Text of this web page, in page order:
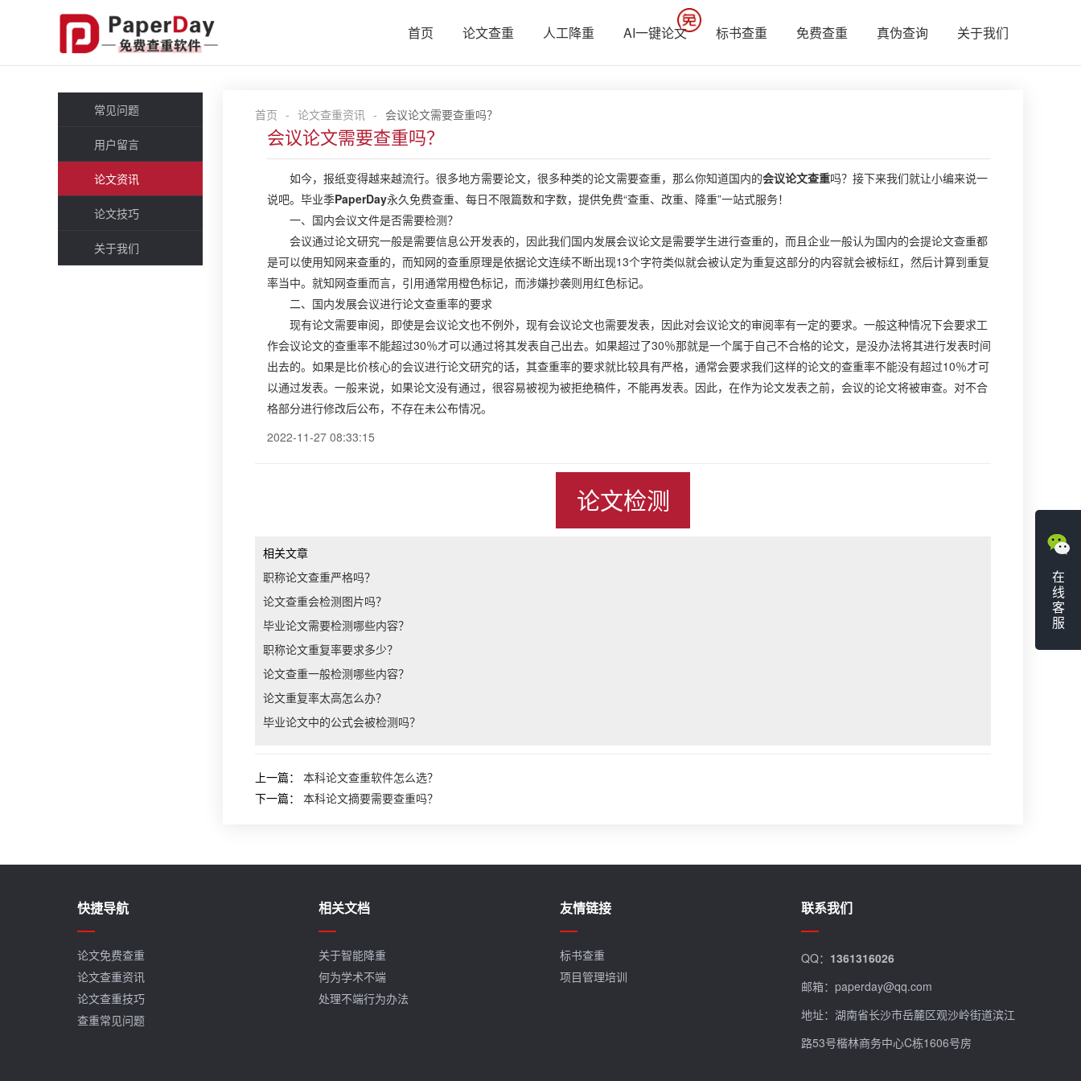
首页 论文查重 人工降重 AI一键论文 标书查重 免费查重 真伪查询 关于我们
常见问题
用户留言
论文资讯
论文技巧
关于我们
首页 - 论文查重资讯 - 会议论文需要查重吗？
会议论文需要查重吗？
如今，报纸变得越来越流行。很多地方需要论文，很多种类的论文需要查重，那么你知道国内的会议论文查重吗？接下来我们就让小编来说一
说吧。毕业季PaperDay永久免费查重、每日不限篇数和字数，提供免费“查重、改重、降重”一站式服务！
一、国内会议文件是否需要检测？
会议通过论文研究一般是需要信息公开发表的，因此我们国内发展会议论文是需要学生进行查重的，而且企业一般认为国内的会提论文查重都
是可以使用知网来查重的，而知网的查重原理是依据论文连续不断出现13个字符类似就会被认定为重复这部分的内容就会被标红，然后计算到重复
率当中。就知网查重而言，引用通常用橙色标记，而涉嫌抄袭则用红色标记。
二、国内发展会议进行论文查重率的要求
现有论文需要审阅，即使是会议论文也不例外，现有会议论文也需要发表，因此对会议论文的审阅率有一定的要求。一般这种情况下会要求工
作会议论文的查重率不能超过30％才可以通过将其发表自己出去。如果超过了30％那就是一个属于自己不合格的论文，是没办法将其进行发表时间
出去的。如果是比价核心的会议进行论文研究的话，其查重率的要求就比较具有严格，通常会要求我们这样的论文的查重率不能没有超过10％才可
以通过发表。一般来说，如果论文没有通过，很容易被视为被拒绝稿件，不能再发表。因此，在作为论文发表之前，会议的论文将被审查。对不合
格部分进行修改后公布，不存在未公布情况。
2022-11-27 08:33:15
论文检测
相关文章
职称论文查重严格吗？
论文查重会检测图片吗？
毕业论文需要检测哪些内容？
职称论文重复率要求多少？
论文查重一般检测哪些内容？
论文重复率太高怎么办？
毕业论文中的公式会被检测吗？
上一篇： 本科论文查重软件怎么选？
下一篇： 本科论文摘要需要查重吗？
在
线
客
服
快捷导航
论文免费查重
论文查重资讯
论文查重技巧
查重常见问题
相关文档
关于智能降重
何为学术不端
处理不端行为办法
友情链接
标书查重
项目管理培训
联系我们
QQ： 1361316026
邮箱：paperday@qq.com
地址：湖南省长沙市岳麓区观沙岭街道滨江
路53号楷林商务中心C栋1606号房